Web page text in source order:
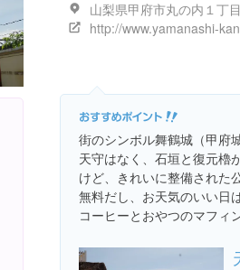
山梨県甲府市丸の内１丁
街のシンボル舞鶴城（甲府城
天守はなく、石垣と復元櫓
けど、きれいに整備された
無料だし、お天気のいい日
コーヒーとおやつのマフィ